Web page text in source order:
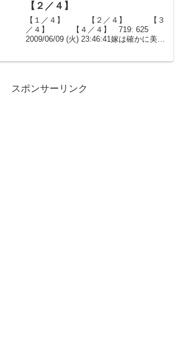
【２／４】
【１／４】 【２／４】 【３
／４】 【４／４】 719: 625
2009/06/09 (火) 23:46:41嫁は確かに美人
スポンサーリンク